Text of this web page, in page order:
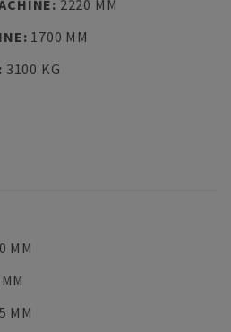
: 2220 MM
: 1700 MM
: 3100 KG
MM
MM